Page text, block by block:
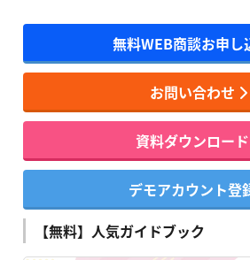
無料WEB商談お申し
お問い合わせ
資料ダウンロード
デモアカウント登
【無料】人気ガイドブック